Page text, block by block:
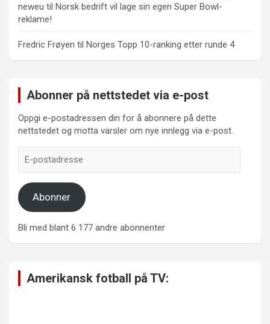
neweu til Norsk bedrift vil lage sin egen Super Bowl-
reklame!
Fredric Frøyen til Norges Topp 10-ranking etter runde 4
Abonner på nettstedet via e-post
Oppgi e-postadressen din for å abonnere på dette
nettstedet og motta varsler om nye innlegg via e-post.
postadresse
Abonner
Bli med blant 6 177 andre abonnenter
Amerikansk fotball på TV: